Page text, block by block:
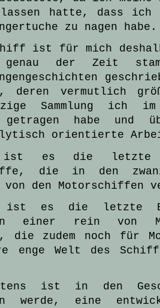
hatte, dass ich
zu nagen habe.
ist für mich
der Zeit
deren vermutlich
Sammlung ich
getragen habe
orientierte
ist es die letzte
die in den
den Motorschiffen
ist es die letzte
einer rein von
die zudem noch für
enge Welt des
ist in den
werde, eine